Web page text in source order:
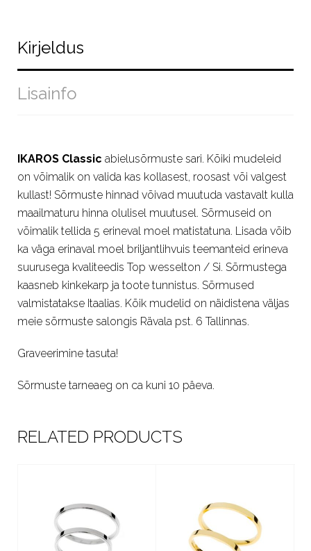
Kirjeldus
Lisainfo
IKAROS Classic abielusõrmuste sari. Kõiki mudeleid
on võimalik on valida kas kollasest, roosast või valgest
kullast! Sõrmuste hinnad võivad muutuda vastavalt kulla
maailmaturu hinna olulisel muutusel. Sõrmuseid on
võimalik tellida 5 erineval moel matistatuna. Lisada võib
ka väga erinaval moel briljantlihvuis teemanteid erineva
suurusega kvaliteedis Top wesselton / Si. Sõrmustega
kaasneb kinkekarp ja toote tunnistus. Sõrmused
valmistatakse Itaalias. Kõik mudelid on näidistena väljas
meie sõrmuste salongis Rävala pst. 6 Tallinnas.
Graveerimine tasuta!
Sõrmuste tarneaeg on ca kuni 10 päeva.
RELATED PRODUCTS